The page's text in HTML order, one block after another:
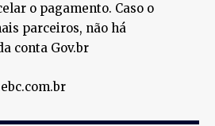
o pagamento. Caso o
parceiros, não há
conta Gov.br